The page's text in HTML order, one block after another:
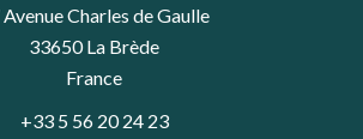
Charles de Gaulle
33650La Brède
France
+33 5 56 20 24 23